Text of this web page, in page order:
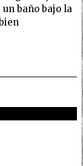
baño bajo la